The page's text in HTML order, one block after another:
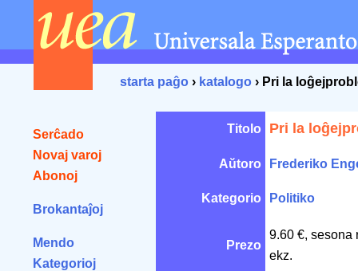
starta paĝo › katalogo › Pri la
Serĉado
Novaj varoj
Abonoj
Brokantaĵoj
Mendo
Kategorioj
Titolo Pri la
Aŭtoro Frederiko
Kategorio Politiko
Prezo
9.60 €, sesona
ekz.